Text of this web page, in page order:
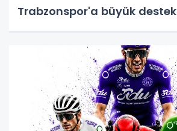
Trabzonspor'a büyük destek